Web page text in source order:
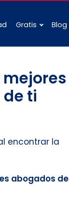
Gratis Blog
mejores
ti
encontrar la
abogados de